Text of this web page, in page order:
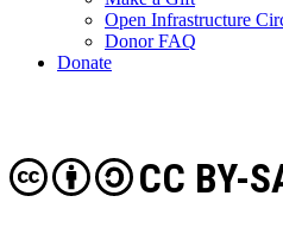
Open Infrastructure
Donor FAQ
Donate
CC BY-